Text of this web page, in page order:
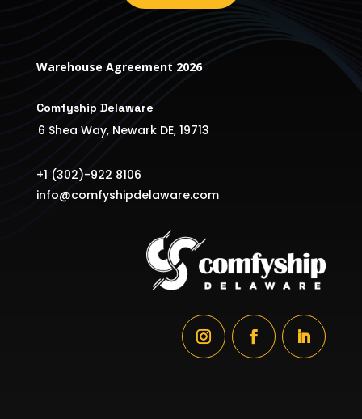
Warehouse Agreement 2026
Comfyship Delaware
6 Shea Way, Newark DE, 19713
+1 (302)-922 8106
info@comfyshipdelaware.com